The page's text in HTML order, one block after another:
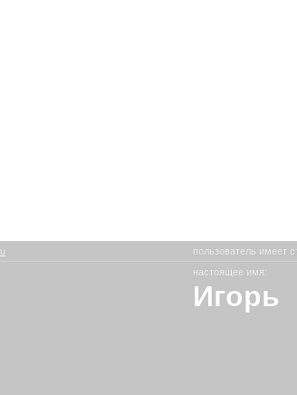
пользователь имеет
настоящее имя:
Игорь